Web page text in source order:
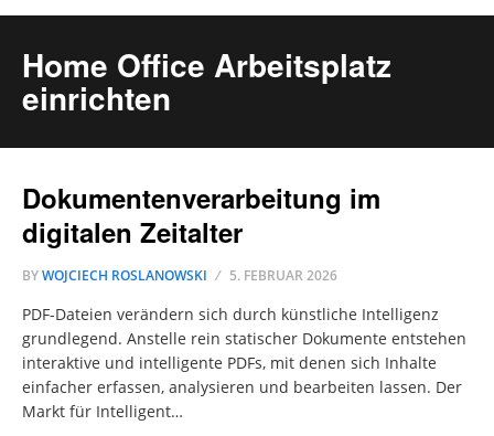
Home Office Arbeitsplatz
einrichten
Dokumentenverarbeitung im
digitalen Zeitalter
BYWOJCIECH ROSLANOWSKI 5. FEBRUAR 2026
PDF-Dateien verändern sich durch künstliche Intelligenz
grundlegend. Anstelle rein statischer Dokumente entstehen
interaktive und intelligente PDFs, mit denen sich Inhalte
einfacher erfassen, analysieren und bearbeiten lassen. Der
Markt für Intelligent…